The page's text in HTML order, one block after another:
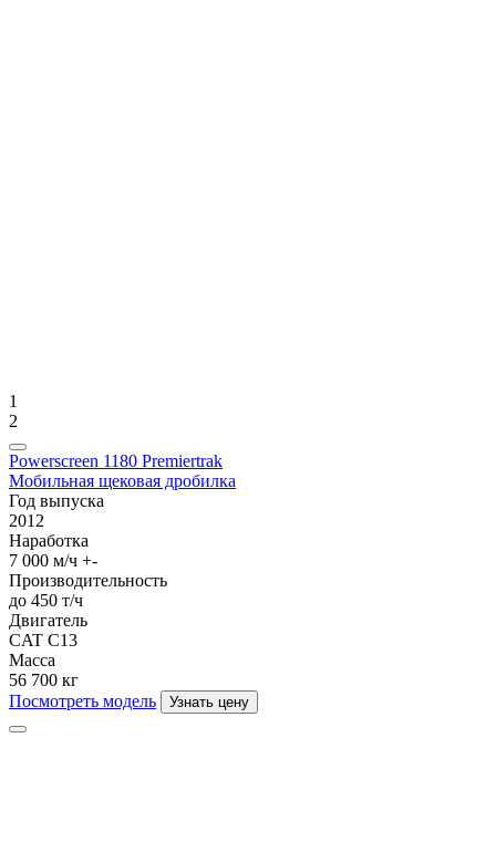
1
2
Powerscreen 1180 Premiertrak
Мобильная щековая дробилка
Год выпуска
2012
Наработка
7 000 м/ч +-
Производительность
до 450 т/ч
Двигатель
CAT C13
Масса
56 700 кг
Посмотреть модель
Узнать цену